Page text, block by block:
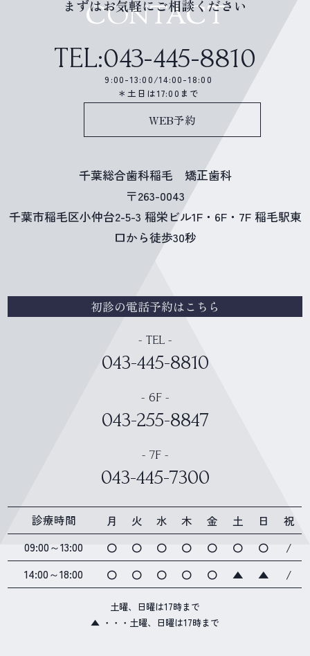
CONTACT
まずはお気軽にご相談ください
TEL:043-445-8810
9:00-13:00/14:00-18:00
＊土日は17:00まで
WEB予約
千葉総合歯科稲毛 矯正歯科
〒263-0043
千葉市稲毛区小仲台2-5-3 稲栄ビル1F・6F・7F 稲毛駅東
口から徒歩30秒
初診の電話予約はこちら
- TEL -
043-445-8810
- 6F -
043-255-8847
- 7F -
043-445-7300
診療時間 月 火 水 木 金 土 日
祝
09:00～13:00
〇 〇 〇 〇 〇 〇 〇
/
14:00～18:00
〇 〇 〇 〇 〇 ▲ ▲ /
土曜、日曜は17時まで
▲ ・・・土曜、日曜は17時まで